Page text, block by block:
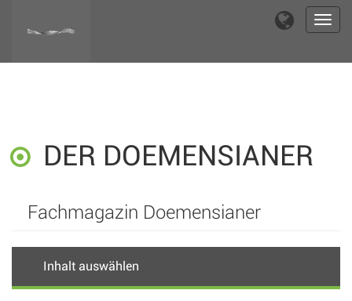
DER DOEMENSIANER
Fachmagazin Doemensianer
Inhalt auswählen